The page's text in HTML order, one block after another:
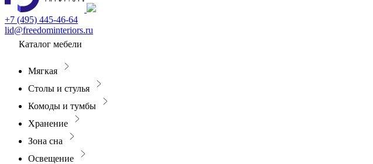
+7 (495) 445-46-64
lid@freedominteriors.ru
Каталог мебели
Мягкая
Столы и стулья
Комоды и тумбы
Хранение
Зона сна
Освещение